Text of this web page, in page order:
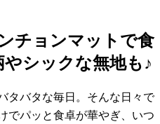
チョンマットで食
シックな無地も♪
タバタな毎日。そんな日々で
でパッと食卓が華やぎ、いつ